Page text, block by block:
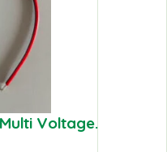
Voltage.